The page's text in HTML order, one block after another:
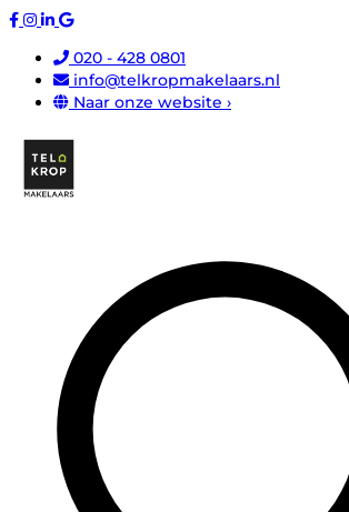
020 - 428 0801
info@telkropmakelaars.nl
Naar onze website ›